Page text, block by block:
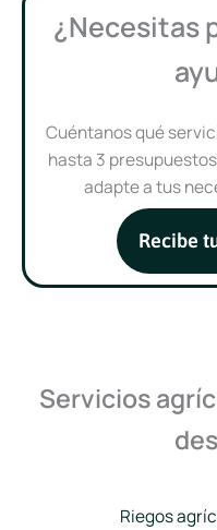
¿Necesitas
Cuéntanos qué
hasta 3
adapte a tus
Recibe
Servicios
Riegos